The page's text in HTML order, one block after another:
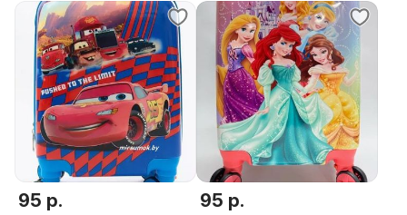
95 р. 95 р.